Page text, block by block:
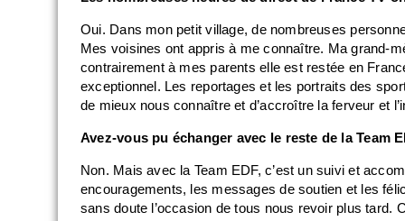
Oui. Dans mon petit village, de nombreuses
Mes voisines ont appris à me connaître. Ma grand-
contrairement à mes parents elle est restée en
exceptionnel. Les reportages et les portraits des
de mieux nous connaître et d’accroître la ferveur et
Avez-vous pu échanger avec le reste de la Team
Non. Mais avec la Team EDF, c’est un suivi et
encouragements, les messages de soutien et les
sans doute l’occasion de tous nous revoir plus tard.